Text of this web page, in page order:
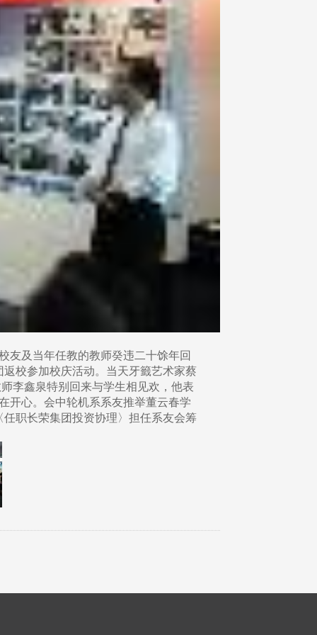
友及当年任教的教师癸违二十馀年回
校参加校庆活动。当天牙籤艺术家蔡
李鑫泉特别回来与学生相见欢，他表
开心。会中轮机系系友推举董云春学
职长荣集团投资协理〉担任系友会筹